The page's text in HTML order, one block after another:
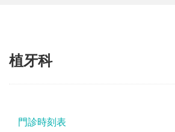
植牙科
門診時刻表